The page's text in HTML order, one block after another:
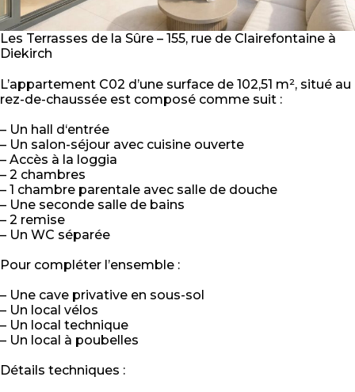
Les Terrasses de la Sûre – 155, rue de Clairefontaine à
Diekirch
L’appartement C02 d’une surface de 102,51 m², situé au
rez-de-chaussée est composé comme suit :
– Un hall d‘entrée
– Un salon-séjour avec cuisine ouverte
– Accès à la loggia
– 2 chambres
– 1 chambre parentale avec salle de douche
– Une seconde salle de bains
– 2 remise
– Un WC séparée
Pour compléter l’ensemble :
– Une cave privative en sous-sol
– Un local vélos
– Un local technique
– Un local à poubelles
Détails techniques :